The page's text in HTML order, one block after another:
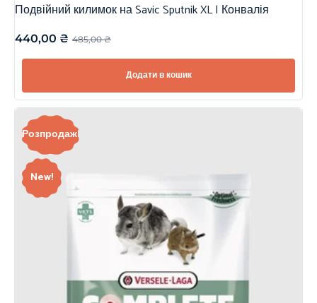
Подвійний килимок на Savic Sputnik XL | Конвалія
485,00₴
440,00 ₴
Додати в кошик
New!
Розпродаж!